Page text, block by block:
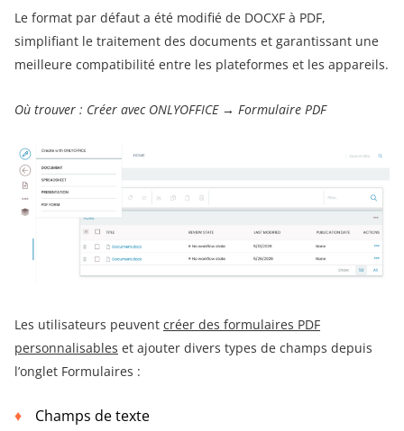
Le format par défaut a été modifié de DOCXF à PDF,
simplifiant le traitement des documents et garantissant une
meilleure compatibilité entre les plateformes et les appareils.
Où trouver : Créer avec ONLYOFFICE → Formulaire PDF
Les utilisateurs peuvent créer des formulaires PDF
personnalisables et ajouter divers types de champs depuis
l’onglet Formulaires :
Champs de texte